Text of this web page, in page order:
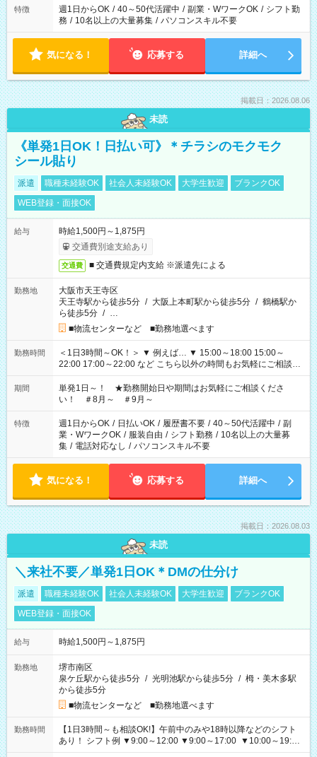
特徴 週1日からOK / 40～50代活躍中 / 副業・WワークOK / シフト勤
務 / 10名以上の大量募集 / パソコンスキル不要
気になる！ 応募する 詳細へ
掲載日：2026.08.06
未読
《単発1日OK！日払い可》＊チラシのモクモク
シール貼り
派遣 職種未経験OK 社会人未経験OK 大学生歓迎
ブランクOK
WEB登録・面接OK
給与
時給1,500円～1,875円
交通費別途支給あり
交通費 ■ 交通費規定内支給 ※派遣先による
勤務地
大阪市天王寺区
天王寺駅から徒歩5分 / 大阪上本町駅から徒歩5分 / 鶴橋駅か
ら徒歩5分 / …
■物流センターなど ■勤務地選べます
勤務時間
＜1日3時間～OK！＞ ▼ 例えば… ▼ 15:00～18:00 15:00～
22:00 17:00～22:00 など こちら以外の時間もお気軽にご相談く
ださい！
期間
単発1日～！ ★勤務開始日や期間はお気軽にご相談くださ
い！ ＃8月～ ＃9月～
特徴 週1日からOK / 日払いOK / 履歴書不要 / 40～50代活躍中 / 副
業・WワークOK / 服装自由 / シフト勤務 / 10名以上の大量募
集 / 電話対応なし / パソコンスキル不要
気になる！ 応募する 詳細へ
掲載日：2026.08.03
未読
＼来社不要／単発1日OK＊DMの仕分け
派遣 職種未経験OK 社会人未経験OK 大学生歓迎
ブランクOK
WEB登録・面接OK
給与 時給1,500円～1,875円
勤務地
堺市南区
泉ケ丘駅から徒歩5分 / 光明池駅から徒歩5分 / 栂・美木多駅
から徒歩5分
■物流センターなど ■勤務地選べます
勤務時間
【1日3時間～も相談OK!】午前中のみや18時以降などのシフト
あり！ シフト例 ▼9:00～12:00 ▼9:00～17:00 ▼10:00～19:00
▼18:00～21:00